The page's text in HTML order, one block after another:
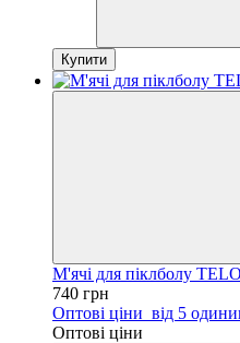
Купити
М'ячі для піклболу
740 грн
Оптові ціни від 5
Оптові ціни